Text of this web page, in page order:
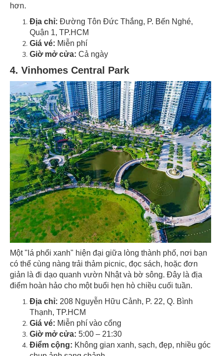
hơn.
Địa chỉ: Đường Tôn Đức Thắng, P. Bến Nghé,
Quận 1, TP.HCM
Giá vé: Miễn phí
Giờ mở cửa: Cả ngày
4. Vinhomes Central Park
Một "lá phổi xanh" hiện đại giữa lòng thành phố, nơi bạn
có thể cùng nàng trải thảm picnic, đọc sách, hoặc đơn
giản là đi dạo quanh vườn Nhật và bờ sông. Đây là địa
điểm hoàn hảo cho một buổi hẹn hò chiều cuối tuần.
Địa chỉ: 208 Nguyễn Hữu Cảnh, P. 22, Q. Bình
Thạnh, TP.HCM
Giá vé: Miễn phí vào cổng
Giờ mở cửa: 5:00 – 21:30
Điểm cộng: Không gian xanh, sạch, đẹp, nhiều góc